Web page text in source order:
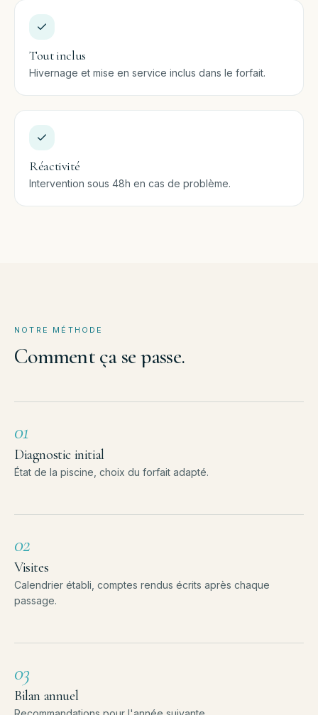
Tout inclus
Hivernage et mise en service inclus dans le forfait.
Réactivité
Intervention sous 48h en cas de problème.
NOTRE MÉTHODE
Commentça sepasse.
01
Diagnostic initial
État de la piscine, choix du forfait adapté.
02
Visites
Calendrier établi, comptes rendus écrits après chaque
passage.
03
Bilan annuel